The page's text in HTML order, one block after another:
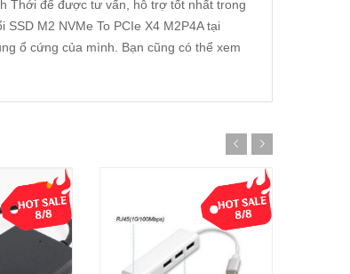
Thới để được tư vấn, hỗ trợ tốt nhất trong
M2 NVMe To PCIe X4 M2P4A tại
ổ cứng của mình. Bạn cũng có thể xem
-40%